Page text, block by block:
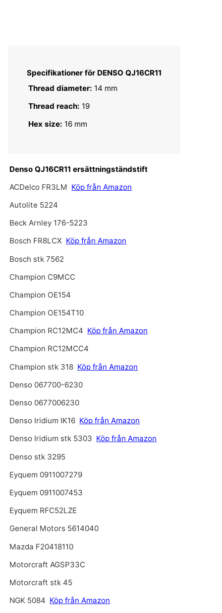
Specifikationer för DENSO QJ16CR11
Thread diameter: 14 mm
Thread reach: 19
Hex size: 16 mm
Denso QJ16CR11 ersättningständstift
ACDelco FR3LM Köp från Amazon
Autolite 5224
Beck Arnley 176-5223
Bosch FR8LCX Köp från Amazon
Bosch stk 7562
Champion C9MCC
Champion OE154
Champion OE154T10
Champion RC12MC4 Köp från Amazon
Champion RC12MCC4
Champion stk 318 Köp från Amazon
Denso 067700-6230
Denso 0677006230
Denso Iridium IK16 Köp från Amazon
Denso Iridium stk 5303 Köp från Amazon
Denso stk 3295
Eyquem 0911007279
Eyquem 0911007453
Eyquem RFC52LZE
General Motors 5614040
Mazda F20418110
Motorcraft AGSP33C
Motorcraft stk 45
NGK 5084 Köp från Amazon